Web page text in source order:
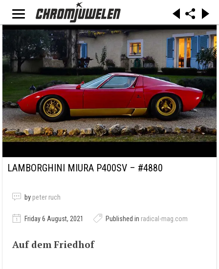
LAMBORGHINI MIURA P400SV – #4880
by peter ruch
Friday 6 August, 2021 Published in radical-mag.com
Auf dem Friedhof